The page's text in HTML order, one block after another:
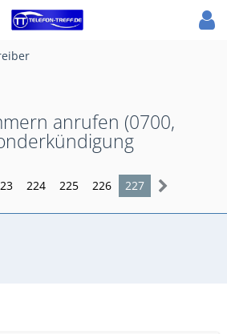
anrufen (0700,
224 225 226 227